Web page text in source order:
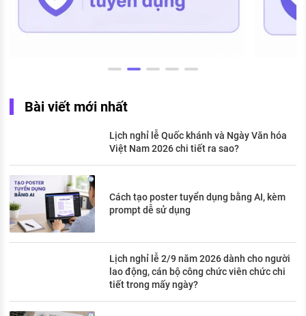
Bài viết mới nhất
Lịch nghỉ lễ Quốc khánh và Ngày Văn hóa
Việt Nam 2026 chi tiết ra sao?
Cách tạo poster tuyển dụng bằng AI, kèm
prompt dễ sử dụng
Lịch nghỉ lễ 2/9 năm 2026 dành cho người
lao động, cán bộ công chức viên chức chi
tiết trong mấy ngày?